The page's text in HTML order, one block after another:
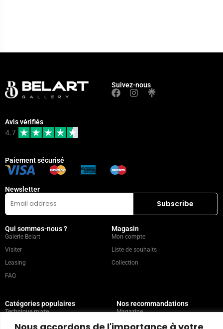
Nous accordons de l'importance à votre
Suivez-nous
Avis vérifiés
4.7
Paiement sécurisé
Newsletter
Qui sommes-nous ?
Galerie Belart
Visiter
Leasing
FAQ
Magasin
Mon compte
Liste de souhaits
Collection
Catégories populaires
Technique mixte
Peinture
Nos recommandations
Magazine
Contact